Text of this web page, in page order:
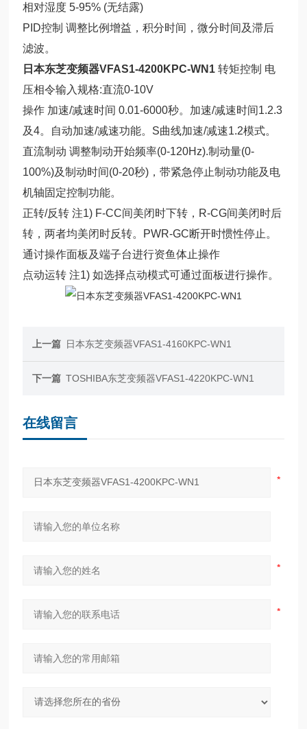
相对湿度 5-95% (无结露)
PID控制 调整比例增益，积分时间，微分时间及滞后
滤波。
日本东芝变频器VFAS1-4200KPC-WN1 转矩控制 电
压相令输入规格:直流0-10V
操作 加速/减速时间 0.01-6000秒。加速/减速时间1.2.3
及4。自动加速/减速功能。S曲线加速/减速1.2模式。
直流制动 调整制动开始频率(0-120Hz).制动量(0-
100%)及制动时间(0-20秒)，带紧急停止制动功能及电
机轴固定控制功能。
正转/反转 注1) F-CC间美闭时下转，R-CG间美闭时后
转，两者均美闭时反转。PWR-GC断开时惯性停止。
通讨操作面板及端子台进行资鱼体止操作
点动运转 注1) 如选择点动模式可通过面板进行操作。
上一篇 日本东芝变频器VFAS1-4160KPC-WN1
下一篇 TOSHIBA东芝变频器VFAS1-4220KPC-WN1
在线留言